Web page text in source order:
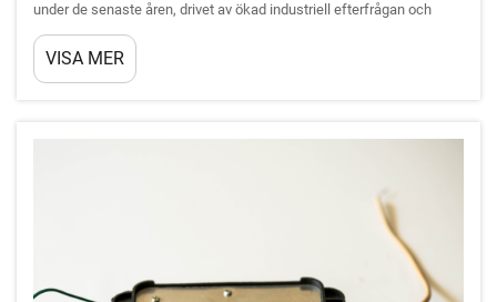
under de senaste åren, drivet av ökad industriell efterfrågan och
miljöregleringar. Moderna ozongeneratorsystem inkluderar nu
sofistikerade teknologier som betydligt förbättrar effektivitet,
VISA MER